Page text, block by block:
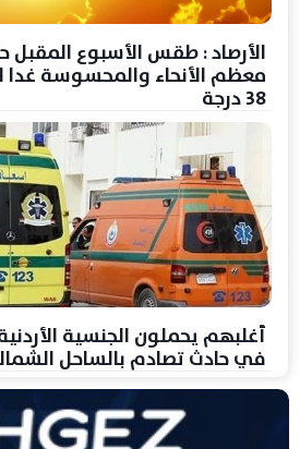
الأرصاد : طقس الأسبوع المقبل
معظم الأنحاء والمحسوسة غدا
38 درجة
في حادث تصادم بالساحل